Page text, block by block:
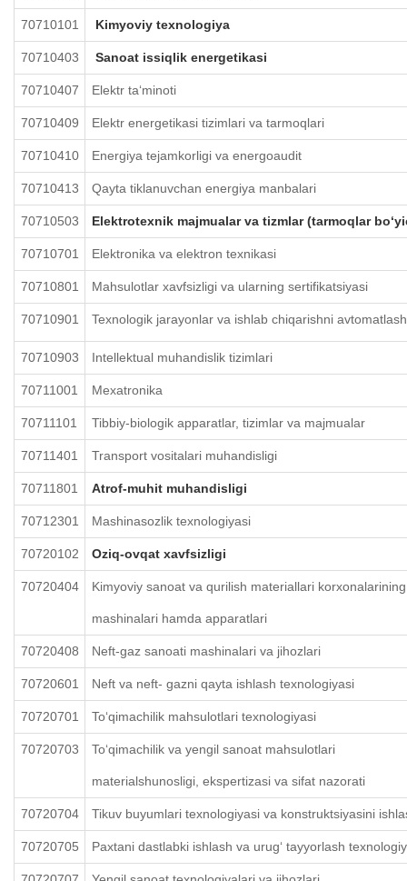
70710101 Kimyoviy texnologiya
70710403 Sanoat issiqlik energetikasi
70710407 Elektr taʻminoti
70710409 Elektr energetikasi tizimlari va tarmoqlari
70710410 Energiya tejamkorligi va energoaudit
70710413 Qayta tiklanuvchan energiya manbalari
70710503 Elektrotexnik majmualar va tizmlar (tarmoqlar
70710701 Elektronika va elektron texnikasi
70710801 Mahsulotlar xavfsizligi va ularning sertifikatsiyasi
70710901 Texnologik jarayonlar va ishlab chiqarishni
70710903 Intellektual muhandislik tizimlari
70711001 Mexatronika
70711101 Tibbiy-biologik apparatlar, tizimlar va majmualar
70711401 Transport vositalari muhandisligi
70711801 Atrof-muhit muhandisligi
70712301 Mashinasozlik texnologiyasi
70720102 Oziq-ovqat xavfsizligi
70720404 Kimyoviy sanoat va qurilish materiallari korxonalarining
mashinalari hamda apparatlari
70720408 Neft-gaz sanoati mashinalari va jihozlari
70720601 Neft va neft- gazni qayta ishlash texnologiyasi
70720701 To‘qimachilik mahsulotlari texnologiyasi
70720703 To‘qimachilik va yengil sanoat mahsulotlari
materialshunosligi, ekspertizasi va sifat nazorati
70720704 Tikuv buyumlari texnologiyasi va konstruktsiyasini
70720705 Paxtani dastlabki ishlash va urug‘ tayyorlash